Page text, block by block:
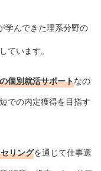
学んできた理系分野の
ています。
個別就活サポートなの
での内定獲得を目指す
リングを通じて仕事選